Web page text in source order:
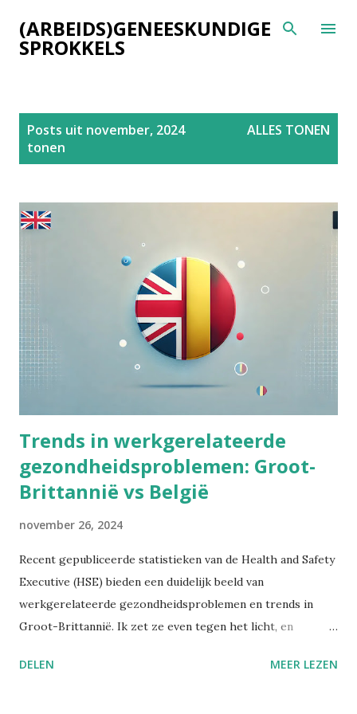
Doorgaan naar hoofdcontent
(ARBEIDS)GENEESKUNDIGE
SPROKKELS
Posts uit november, 2024
tonen
ALLES TONEN
Trends in werkgerelateerde
gezondheidsproblemen: Groot-
Brittannië vs België
november 26, 2024
Recent gepubliceerde statistieken van de Health and Safety
Executive (HSE) bieden een duidelijk beeld van
werkgerelateerde gezondheidsproblemen en trends in
Groot-Brittannië. Ik zet ze even tegen het licht, en
ziekteverzuim In Groot-Brittannië gingen in 2023/24 naar
DELEN MEER LEZEN